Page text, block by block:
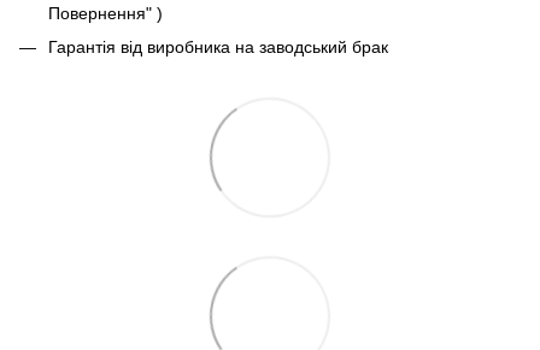
Повернення" )
Гарантія від виробника на заводський брак